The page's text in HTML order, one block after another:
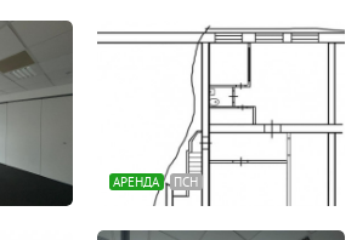
АРЕНДА ПСН